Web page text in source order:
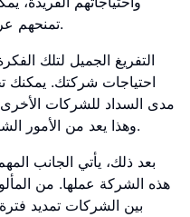
تمنحهم عروضًا خاصة أو تخفيضات مميزة.
التفريغ الجميل لتلك
احتياجات شركتك. يمكنك
مدى السداد للشركات
وهذا يعد من الأمور الشائعة في العلاقات بين الشركات.
بعد ذلك، يأتي الجانب
هذه الشركة عملها. من
بين الشركات تمديد